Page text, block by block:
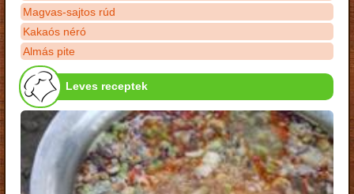
Magvas-sajtos rúd
Kakaós néró
Almás pite
Leves receptek